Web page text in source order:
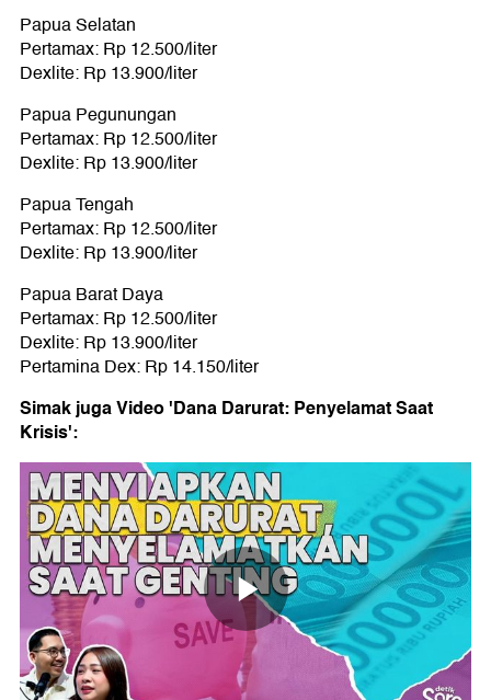
Papua Selatan
Pertamax: Rp 12.500/liter
Dexlite: Rp 13.900/liter
Papua Pegunungan
Pertamax: Rp 12.500/liter
Dexlite: Rp 13.900/liter
Papua Tengah
Pertamax: Rp 12.500/liter
Dexlite: Rp 13.900/liter
Papua Barat Daya
Pertamax: Rp 12.500/liter
Dexlite: Rp 13.900/liter
Pertamina Dex: Rp 14.150/liter
Simak juga Video 'Dana Darurat: Penyelamat Saat
Krisis':